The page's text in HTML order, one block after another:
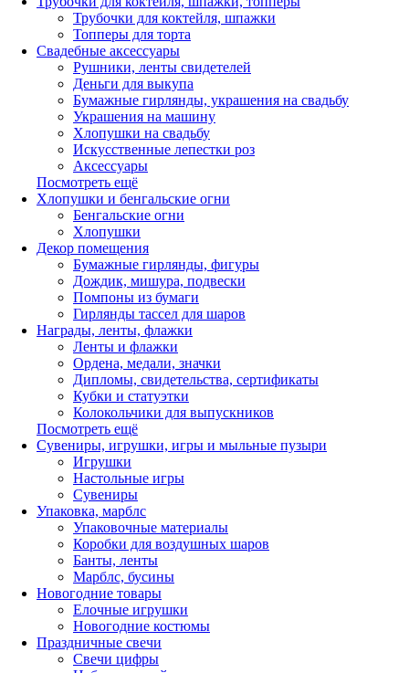
Трубочки для коктейля, шпажки
Топперы для торта
Свадебные аксессуары
Рушники, ленты свидетелей
Деньги для выкупа
Бумажные гирлянды, украшения на свадьбу
Украшения на машину
Хлопушки на свадьбу
Искусственные лепестки роз
Аксессуары
Посмотреть ещё
Хлопушки и бенгальские огни
Бенгальские огни
Хлопушки
Декор помещения
Бумажные гирлянды, фигуры
Дождик, мишура, подвески
Помпоны из бумаги
Гирлянды тассел для шаров
Награды, ленты, флажки
Ленты и флажки
Ордена, медали, значки
Дипломы, свидетельства, сертификаты
Кубки и статуэтки
Колокольчики для выпускников
Посмотреть ещё
Сувениры, игрушки, игры и мыльные пузыри
Игрушки
Настольные игры
Сувениры
Упаковка, марблс
Упаковочные материалы
Коробки для воздушных шаров
Банты, ленты
Марблс, бусины
Новогодние товары
Елочные игрушки
Новогодние костюмы
Праздничные свечи
Свечи цифры